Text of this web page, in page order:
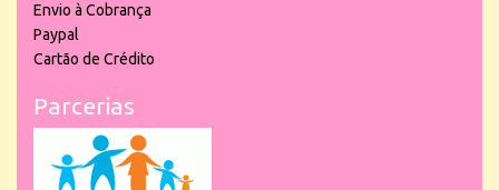
Envio à Cobrança
Paypal
Cartão de Crédito
Parcerias